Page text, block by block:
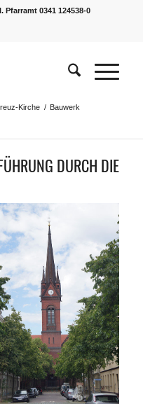
Pfarramt 0341 124538-0
Kirche / Bauwerk
DURCH DIE